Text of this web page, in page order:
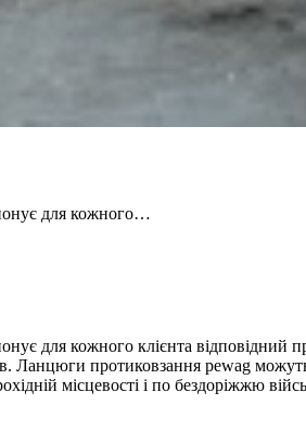
для кожного…
для кожного клієнта відповідний
Ланцюги протиковзання pewag
місцевості і по бездоріжжю